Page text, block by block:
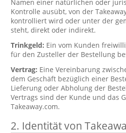
Namen einer natürlichen oder
Kontrolle ausübt, von der
kontrolliert wird oder unter der
steht, direkt oder indirekt.
Trinkgeld: Ein vom Kunden
für den Zusteller der Bestellung
Vertrag: Eine Vereinbarung
dem Geschäft bezüglich einer
Lieferung oder Abholung der
Vertrags sind der Kunde und das
Takeaway.com.
2. Identität von